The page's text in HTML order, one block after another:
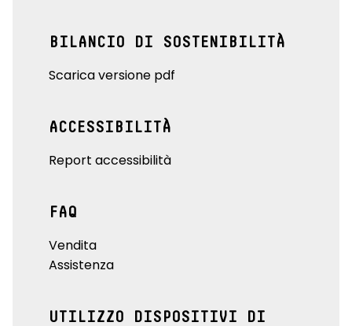
BILANCIO DI SOSTENIBILITÀ
Scarica versione pdf
ACCESSIBILITÀ
Report accessibilità
FAQ
Vendita
Assistenza
UTILIZZO DISPOSITIVI DI